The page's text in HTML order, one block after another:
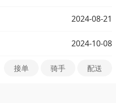
2024-08-21
2024-10-08
接单 骑手 配送